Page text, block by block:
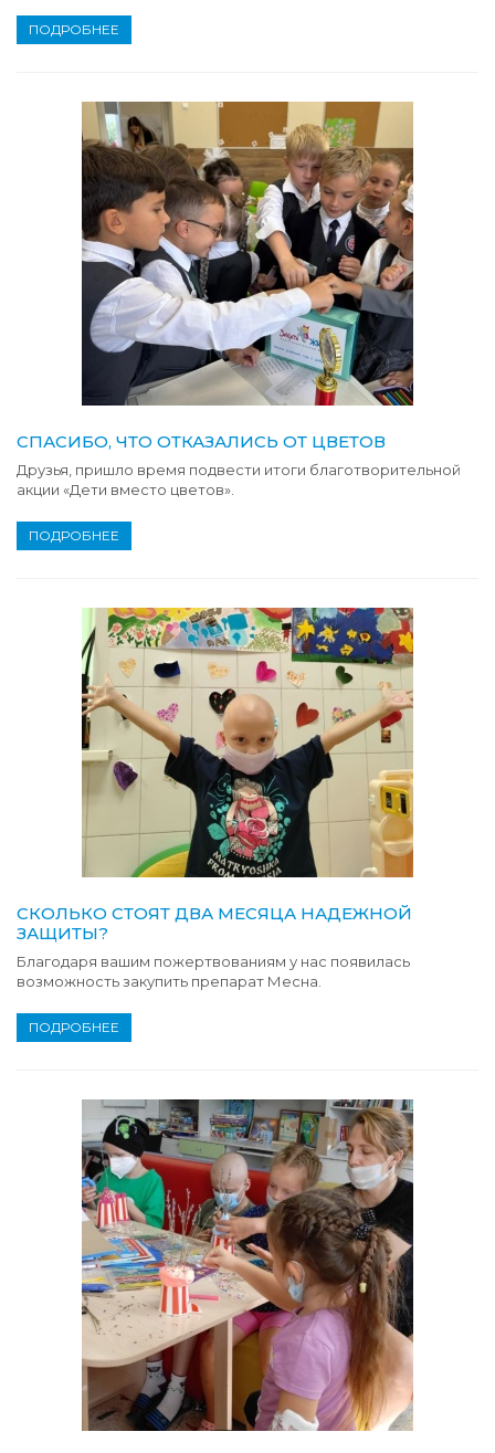
ПОДРОБНЕЕ
СПАСИБО, ЧТО ОТКАЗАЛИСЬ ОТ ЦВЕТОВ
Друзья, пришло время подвести итоги благотворительной
акции «Дети вместо цветов».
ПОДРОБНЕЕ
СКОЛЬКО СТОЯТ ДВА МЕСЯЦА НАДЕЖНОЙ
ЗАЩИТЫ?
Благодаря вашим пожертвованиям у нас появилась
возможность закупить препарат Месна.
ПОДРОБНЕЕ